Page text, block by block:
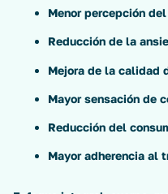
Menor percepción
Reducción de la
Mejora de la calidad
Mayor sensación de
Reducción del
Mayor adherencia al